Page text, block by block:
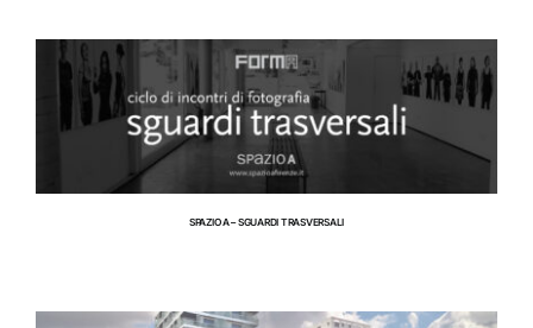
SPAZIO A
SPAZIO A – SGUARDI TRASVERSALI